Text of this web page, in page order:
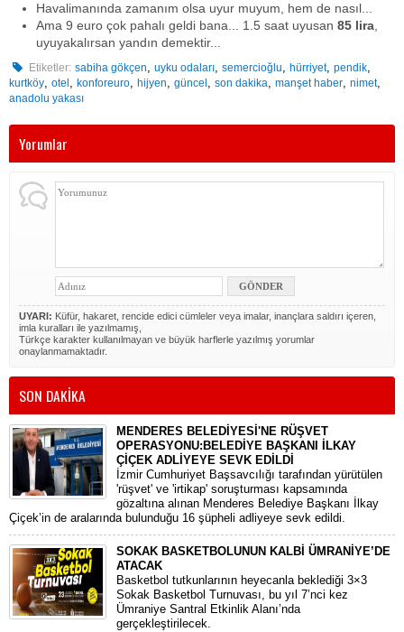
Havalimanında zamanım olsa uyur muyum, hem de nasıl...
Ama 9 euro çok pahalı geldi bana... 1.5 saat uyusan 85 lira
uyuyakalırsan yandın demektir...
Etiketler: sabiha gökçen,uyku odaları,semercioğlu,hürriyet,pendik,
kurtköy, otel , konforeuro, hijyen, güncel , son dakika, manşet haber, nimet,
anadolu yakası
Yorumlar
UYARI: Küfür, hakaret, rencide edici cümleler veya imalar, inançlara saldırı içeren,
imla kuralları ile yazılmamış,
Türkçe karakter kullanılmayan ve büyük harflerle yazılmış yorumlar
onaylanmamaktadır.
SON DAKİKA
MENDERES BELEDİYESİ'NE RÜŞVET
OPERASYONU:BELEDİYE BAŞKANI İLKAY
ÇİÇEK ADLİYEYE SEVK EDİLDİ
​İzmir Cumhuriyet Başsavcılığı tarafından yürütülen
'rüşvet' ve 'irtikap' soruşturması kapsamında
gözaltına alınan Menderes Belediye Başkanı İlkay
Çiçek’in de aralarında bulunduğu 16 şüpheli adliyeye sevk edildi.
SOKAK BASKETBOLUNUN KALBİ ÜMRANİYE’DE
ATACAK
Basketbol tutkunlarının heyecanla beklediği 3×3
Sokak Basketbol Turnuvası, bu yıl 7’nci kez
Ümraniye Santral Etkinlik Alanı’nda
gerçekleştirilecek.